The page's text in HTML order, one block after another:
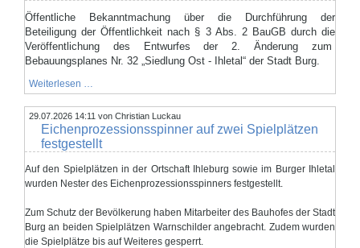
Öffentliche Bekanntmachung über die Durchführung der
Beteiligung der Öffentlichkeit nach § 3 Abs. 2 BauGB durch die
Veröffentlichung des Entwurfes der 2. Änderung zum
Bebauungsplanes Nr. 32 „Siedlung Ost - Ihletal“ der Stadt Burg.
Weiterlesen …
BEKANNTMACHUNG
über
die
Durchführung
der
Beteiligung
Öffentlichkeit
nach
3
Abs.
2
BauGB
29.07.2026 14:11 von Christian Luckau
Eichenprozessionsspinner auf zwei Spielplätzen
festgestellt
Auf den Spielplätzen in der Ortschaft Ihleburg sowie im Burger Ihletal
wurden Nester des Eichenprozessionsspinners festgestellt.
Zum Schutz der Bevölkerung haben Mitarbeiter des Bauhofes der Stadt
Burg an beiden Spielplätzen Warnschilder angebracht. Zudem wurden
die Spielplätze bis auf Weiteres gesperrt.